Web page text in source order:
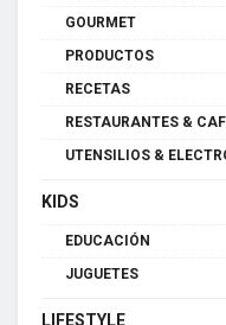
GOURMET
PRODUCTOS
RECETAS
RESTAURANTES &
UTENSILIOS &
KIDS
EDUCACIÓN
JUGUETES
LIFESTYLE